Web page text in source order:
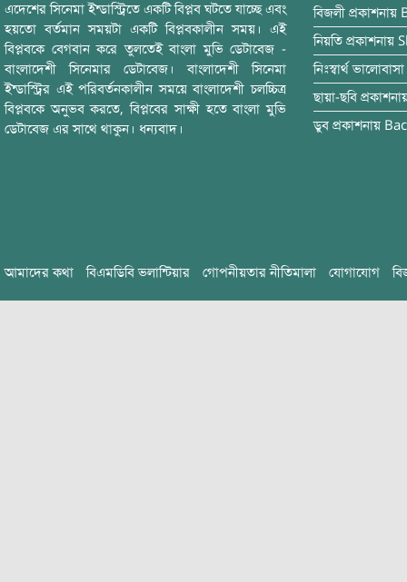
এদেশের সিনেমা ইন্ডাস্ট্রিতে একটি বিপ্লব ঘটতে যাচ্ছে এবং
হয়তো বর্তমান সময়টা একটি বিপ্লবকালীন সময়। এই
বিপ্লবকে বেগবান করে তুলতেই বাংলা মুভি ডেটাবেজ -
বাংলাদেশী সিনেমার ডেটাবেজ। বাংলাদেশী সিনেমা
ইন্ডাস্ট্রির এই পরিবর্তনকালীন সময়ে বাংলাদেশী চলচ্চিত্র
বিপ্লবকে অনুভব করতে, বিপ্লবের সাক্ষী হতে বাংলা মুভি
ডেটাবেজ এর সাথে থাকুন। ধন্যবাদ।
বিজলী প্রকাশনায়
নিয়তি প্রকাশনায়
নিঃস্বার্থ ভালোবাসা
ছায়া-ছবি
ডুব প্রকাশনায়
আমাদের কথা বিএমডিবি ভলান্টিয়ার গোপনীয়তার নীতিমালা যোগাযোগ